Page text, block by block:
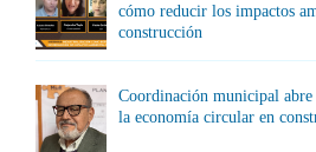
cómo reducir los impactos
construcción
Coordinación municipal abre
la economía circular en